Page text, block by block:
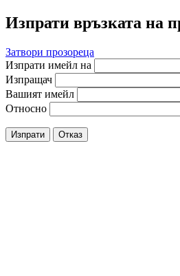
Изпрати връзката на
Затвори прозореца
Изпрати имейл на
Изпращач
Вашият имейл
Относно
Изпрати Отказ